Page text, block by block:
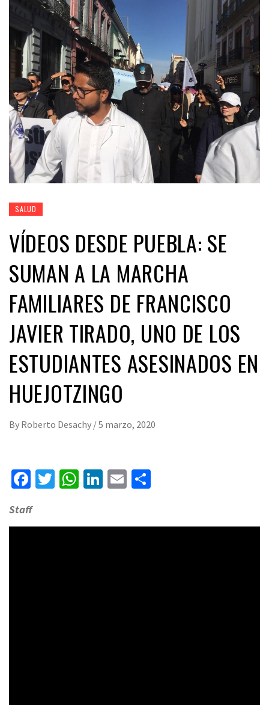
SALUD
VÍDEOS DESDE PUEBLA: SE
SUMAN A LA MARCHA
FAMILIARES DE FRANCISCO
JAVIER TIRADO, UNO DE LOS
ESTUDIANTES ASESINADOS EN
HUEJOTZINGO
By Roberto Desachy /5 marzo, 2020
Facebook
Twitter
WhatsApp
LinkedIn
Email
Staff